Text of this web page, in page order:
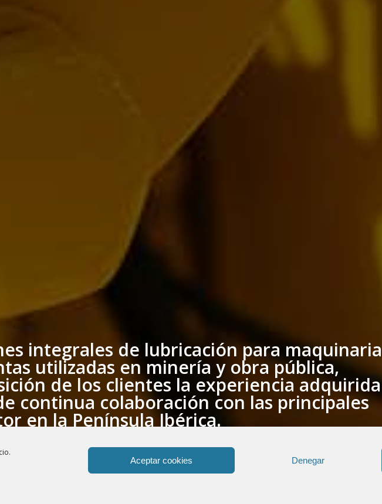
Aceptar cookies Denegar
integrales de lubricación para maquinaria
utilizadas en minería y obra pública,
de los clientes la experiencia adquirida
continua colaboración con las principales
en la Península Ibérica.